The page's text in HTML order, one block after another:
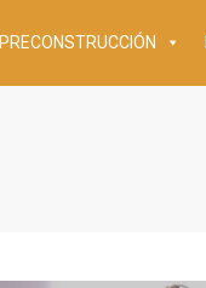
PRECONSTRUCCIÓN